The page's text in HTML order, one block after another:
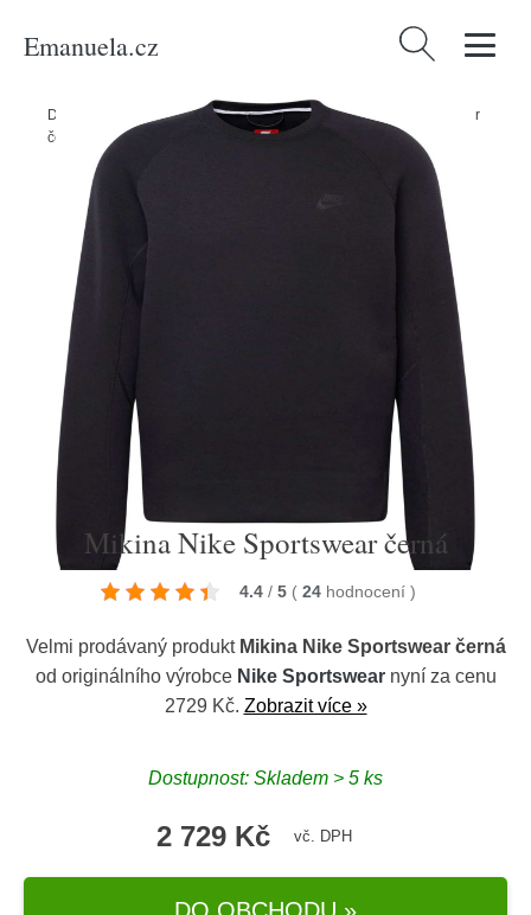
Emanuela.cz Vyhledávání
Domů /Muži/ Oblečení/Mikiny
Mikina Nike Sportswear
černá
Mikina Nike Sportswear černá
4.4 / 5 ( 24 hodnocení )
Velmi prodávaný produkt Mikina Nike Sportswear černá
od originálního výrobce Nike Sportswearnyní za cenu
2729 Kč. Zobrazit více »
Dostupnost: Skladem > 5 ks
2 729 Kč vč. DPH
DO OBCHODU »